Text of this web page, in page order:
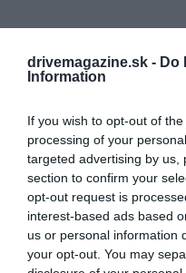
drivemagazine.sk - Do
Information
If you wish to opt-out of
processing of your
targeted advertising by us,
section to confirm your
opt-out request is
interest-based ads based
us or personal information
your opt-out. You may